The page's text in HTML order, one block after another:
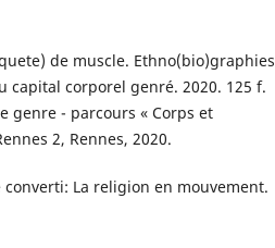
de muscle. Ethno(bio)graphies
corporel genré. 2020. 125 f.
genre - parcours « Corps et
2, Rennes, 2020.
converti: La religion en mouvement.